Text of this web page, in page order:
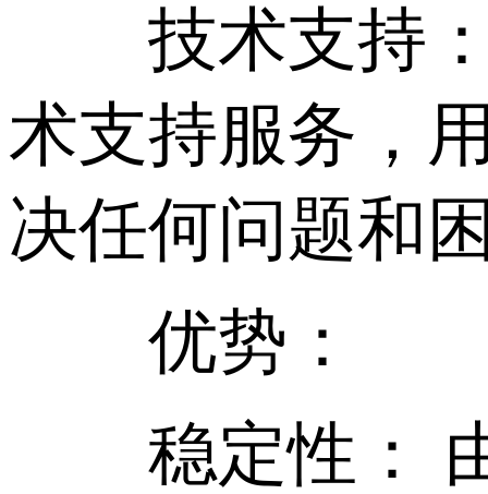
技术支持：
术支持服务，
决任何问题和
优势：
稳定性： 由